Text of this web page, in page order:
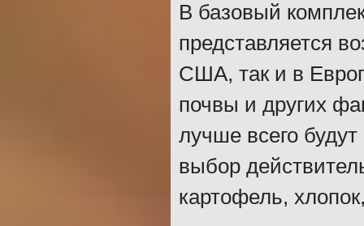
В базовый
представляется
США, так и в
почвы и других
лучше всего
выбор
картофель,